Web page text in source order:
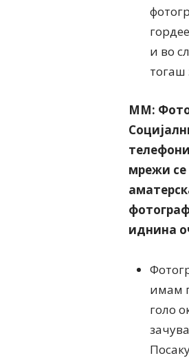
и во
тогаш
ММ:
мрежи се
иднина
имам
голо